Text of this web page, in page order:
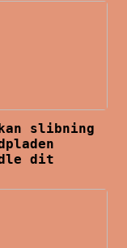
kan slibning
dit